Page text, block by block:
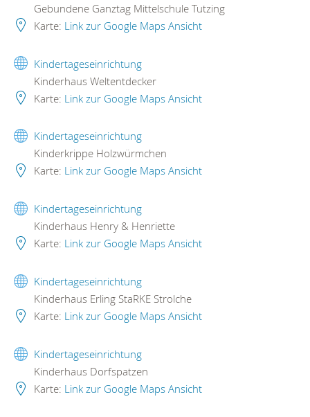
Gebundene Ganztag Mittelschule Tutzing
Karte: Link zur Google Maps Ansicht
Kindertageseinrichtung
Kinderhaus Weltentdecker
Karte: Link zur Google Maps Ansicht
Kindertageseinrichtung
Kinderkrippe Holzwürmchen
Karte: Link zur Google Maps Ansicht
Kindertageseinrichtung
Kinderhaus Henry & Henriette
Karte: Link zur Google Maps Ansicht
Kindertageseinrichtung
Kinderhaus Erling StaRKE Strolche
Karte: Link zur Google Maps Ansicht
Kindertageseinrichtung
Kinderhaus Dorfspatzen
Karte: Link zur Google Maps Ansicht